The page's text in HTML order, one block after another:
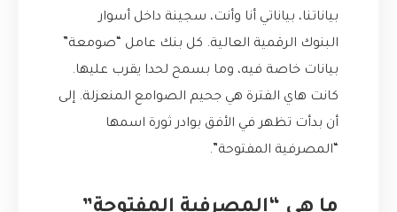
بياناتنا، بياناتي أنا وأنت، سجينة داخل أسوار
البنوك الرقمية العالية. كل بنك عامل “صومعة”
بيانات خاصة فيه، وما بسمح لحدا يقرب عليها.
كانت هاي الفترة هي جحيم الصوامع المنعزلة. إلى
أن بدأت تظهر في الأفق بوادر ثورة اسمها
“المصرفية المفتوحة”.